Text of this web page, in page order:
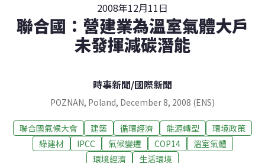
2008年12月11日
聯合國：營建業為溫室氣體大戶
未發揮減碳潛能
時事新聞/國際新聞
POZNAN, Poland, December 8, 2008 (ENS)
聯合國氣候大會 建築 循環經濟 能源轉型
環境政策
綠建材
IPCC 氣候變遷 COP14
溫室氣體
環境經濟
生活環境